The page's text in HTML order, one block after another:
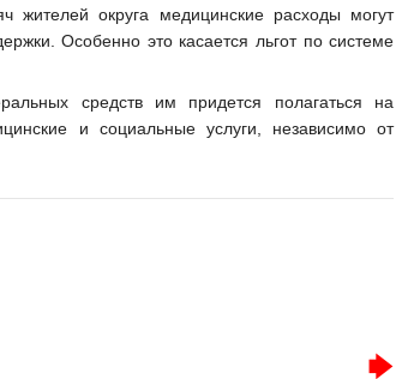
жителей округа медицинские расходы могут
Особенно это касается льгот по системе
средств им придется полагаться на
и социальные услуги, независимо от